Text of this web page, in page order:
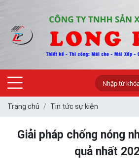
Trang chủ Tin tức sự kiện
Giải pháp chống nóng
quả nhất